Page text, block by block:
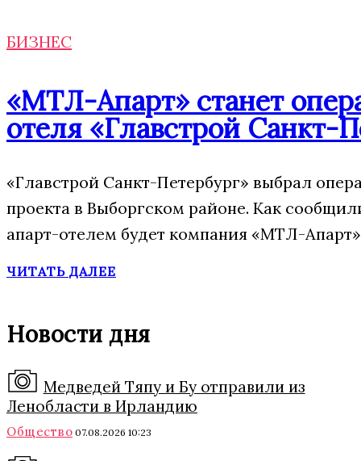
БИЗНЕС
«МТЛ-Апарт» станет
отеля «Главстрой Санкт-
«Главстрой Санкт-Петербург» выбрал
проекта в Выборгском районе. Как
апарт-отелем будет компания «МТЛ-
ЧИТАТЬ ДАЛЕЕ
Новости дня
Медведей Тяпу и Бу отправили из
Ленобласти в Ирландию
Общество 07.08.2026 10:23